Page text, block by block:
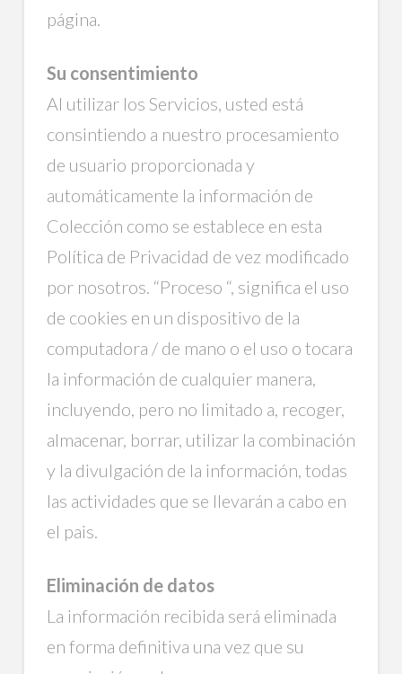
página.
Su consentimiento
Al utilizar los Servicios, usted está
consintiendo a nuestro procesamiento
de usuario proporcionada y
automáticamente la información de
Colección como se establece en esta
Política de Privacidad de vez modificado
por nosotros. “Proceso “, significa el uso
de cookies en un dispositivo de la
computadora / de mano o el uso o tocara
la información de cualquier manera,
incluyendo, pero no limitado a, recoger,
almacenar, borrar, utilizar la combinación
y la divulgación de la información, todas
las actividades que se llevarán a cabo en
el pais.
Eliminación de datos
La información recibida será eliminada
en forma definitiva una vez que su